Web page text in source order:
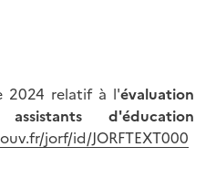
2024 relatif à l'évaluation
d'éducation
jorf/id/JORFTEXT000